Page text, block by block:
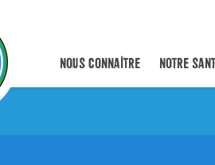
NOUS CONNAÎTRE NOTRE